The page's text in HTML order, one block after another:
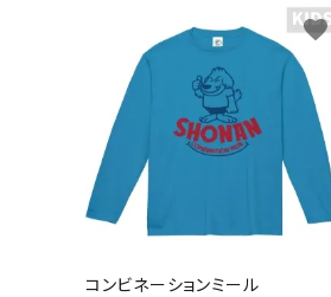
コンビネーションミール
favorite